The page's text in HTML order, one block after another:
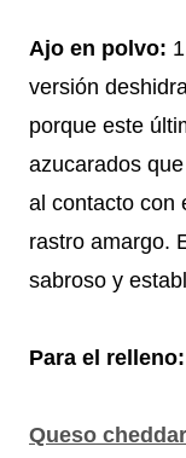
Ajo en polvo:
versión
porque este
azucarados
al contacto con
rastro amargo.
sabroso y
Para el relleno:
Queso cheddar